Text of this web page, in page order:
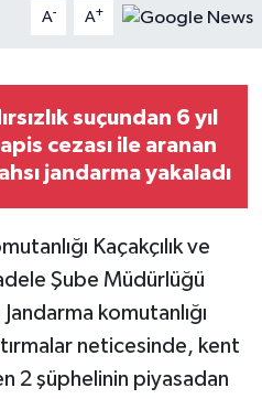
A- A+
suçundan 6 yıl
cezası ile aranan
jandarma yakaladı
Kaçakçılık ve
Şube Müdürlüğü
komutanlığı
neticesinde, kent
2 şüphelinin piyasadan